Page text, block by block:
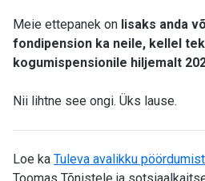
Meie ettepanek on lisaks anda
fondipension ka neile, kellel
kogumispensionile hiljemalt
Nii lihtne see ongi. Üks lause.
Loe ka Tuleva avalikku pöördumist